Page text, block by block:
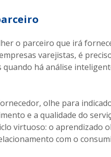
o parceiro que irá
varejistas, é
há análise
olhe para
e a qualidade do
virtuoso: o aprendizado
com o